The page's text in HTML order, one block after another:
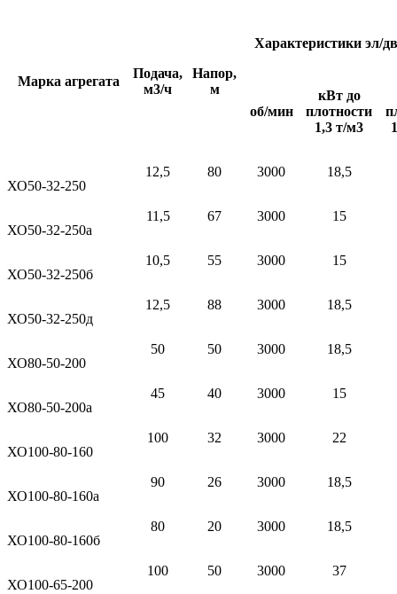
Марка агрегата
Подача,
м3/ч
Напор,
м
Характеристики эл/
об/мин
кВт до
плотности
1,3 т/м3
ХО50-32-250
12,5 80 3000 18,5
ХО50-32-250а
11,5 67 3000 15
ХО50-32-250б
10,5 55 3000 15
ХО50-32-250д
12,5 88 3000 18,5
ХО80-50-200
50 50 3000 18,5
ХО80-50-200а
45 40 3000 15
ХО100-80-160
100 32 3000 22
ХО100-80-160а
90 26 3000 18,5
ХО100-80-160б
80 20 3000 18,5
ХО100-65-200
100 50 3000 37